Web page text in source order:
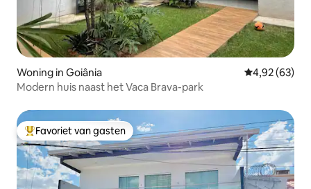
Woning in Goiânia Gemiddelde
4,92 (63)
Modern huis naast het Vaca Brava-park
Topfavoriet van gasten
Favoriet van gasten